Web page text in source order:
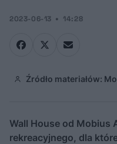
2023-06-13 14:28
Źródło materiałów:
Wall House od Mobius
rekreacyjnego, dla